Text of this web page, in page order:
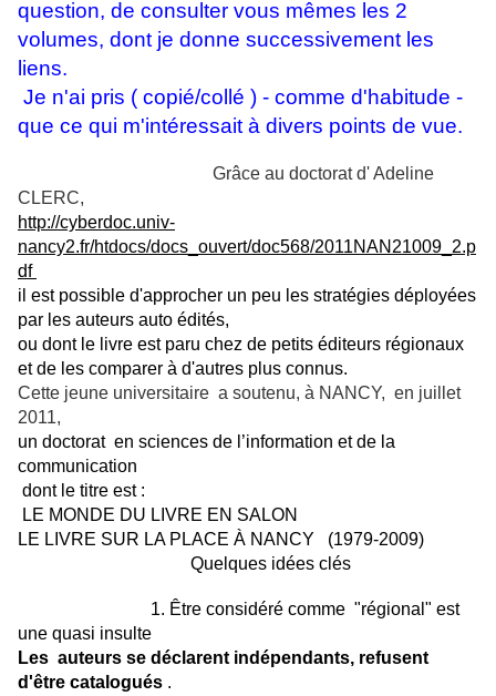
question, de consulter vous mêmes les 2
volumes, dont je donne successivement les
liens.
Je n'ai pris ( copié/collé ) - comme d'habitude -
que ce qui m'intéressait à divers points de vue.
Grâce au doctorat d' Adeline
CLERC,
http://cyberdoc.univ-
nancy2.fr/htdocs/docs_ouvert/doc568/2011NAN21009_2.p
df
il est possible d'approcher un peu les stratégies déployées
par les auteurs auto édités,
ou dont le livre est paru chez de petits éditeurs régionaux
et de les comparer à d'autres plus connus.
Cette jeune universitaire a soutenu, à NANCY, en juillet
2011,
un doctorat en sciences de l’information et de la
communication
dont le titre est :
LE MONDE DU LIVRE EN SALON
LE LIVRE SUR LA PLACE À NANCY
(1979-2009)
Quelques idées clés
1. Être considéré comme "régional" est
une quasi insulte
Les auteurs se déclarent indépendants, refusent
d'être catalogués .